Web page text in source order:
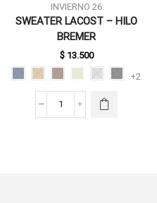
INVIERNO 26
SWEATER LACOST – HILO
BREMER
$13.500
+2
SWEATER
ESTE
PRODUCTO
TIENE
MÚLTIPLES
VARIANTES.
OPCIONES